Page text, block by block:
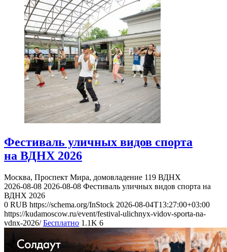
Фестиваль уличных видов спорта
на ВДНХ 2026
Москва, Проспект Мира, домовладение 119 ВДНХ
2026-08-08 2026-08-08 Фестиваль уличных видов спорта на
ВДНХ 2026
0 RUB https://schema.org/InStock 2026-08-04T13:27:00+03:00
https://kudamoscow.ru/event/festival-ulichnyx-vidov-sporta-na-
vdnx-2026/ Бесплатно 1.1K 6